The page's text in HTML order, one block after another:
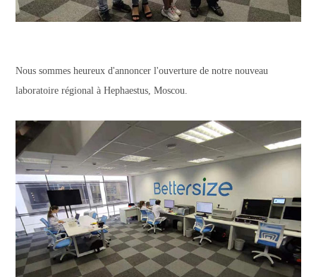
Nous sommes heureux d'annoncer l'ouverture de notre nouveau
laboratoire régional à Hephaestus, Moscou.